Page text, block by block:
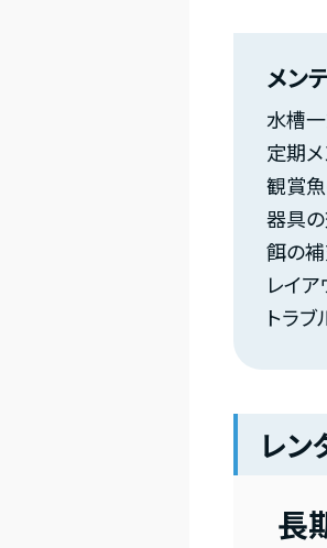
メン
水槽
定期
観賞
器具
餌の
レイ
トラ
レン
長